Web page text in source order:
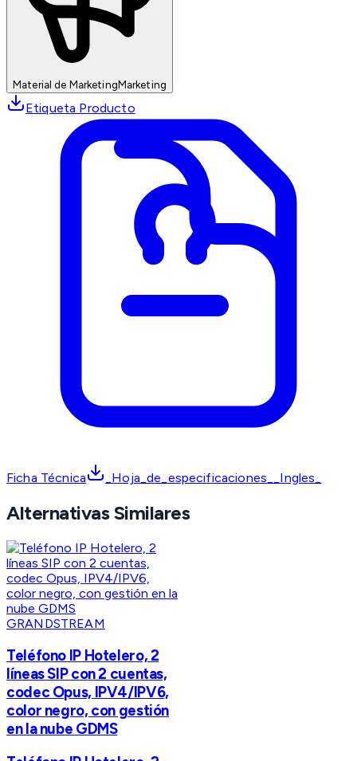
Material de MarketingMarketing
Etiqueta Producto
Ficha Técnica _Hoja_de_especificaciones__Ingles_
Alternativas Similares
GRANDSTREAM
Teléfono IP Hotelero, 2
líneas SIP con 2 cuentas,
codec Opus, IPV4/IPV6,
color negro, con gestión
en la nube GDMS